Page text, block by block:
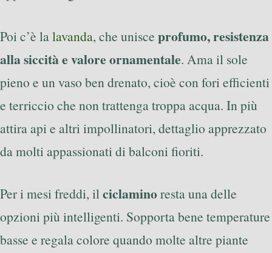
Poi c’è lalavanda, che unisce profumo, resistenza
alla siccità e valore ornamentale. Ama il sole
pieno e un vaso ben drenato, cioè con fori efficienti
e terriccio che non trattenga troppa acqua. In più
attira api e altri impollinatori, dettaglio apprezzato
da molti appassionati di balconi fioriti.
Per i mesi freddi, ilciclaminoresta una delle
opzioni più intelligenti. Sopporta bene temperature
basse e regala colore quando molte altre piante